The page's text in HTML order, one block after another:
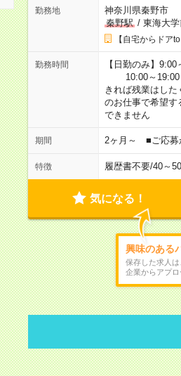
勤務地
神奈川県秦野市
秦野駅/ 東海大学
【自宅からドア
勤務時間
【日勤のみ】
10:00～19:00
きれば残業はし
のお仕事で希望す
できません
期間 2ヶ月～ ■ご応募
特徴 履歴書不要/40～
気になる！
興味のある
保存した求人は
企業からアプロ